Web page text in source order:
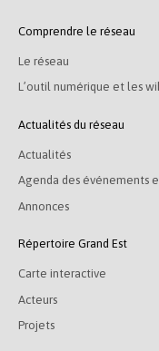
Comprendre le réseau
Le réseau
L’outil numérique et les
Actualités du réseau
Actualités
Agenda des événements
Annonces
Répertoire Grand Est
Carte interactive
Acteurs
Projets